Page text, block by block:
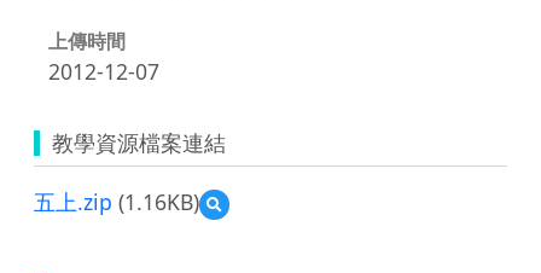
上傳時間
2012-12-07
教學資源檔案連結
五上.zip (1.16KB)
預
覽